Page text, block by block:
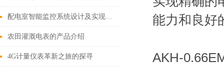
配电室智能监控系统设计及实现分析
农田灌溉电表的产品介绍
4G计量仪表革新之旅的探寻
能力和良好
AKH-